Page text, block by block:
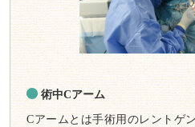
術中Cアーム
Cアームとは手術用のレントゲ